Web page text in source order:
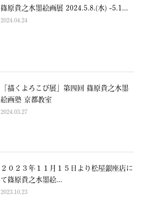
篠原貴之水墨絵画展 2024.5.8.(水) -5.1...
2024.04.24
「描くよろこび展」第四回 篠原貴之水墨
絵画塾 京都教室
2024.03.27
２０２３年１１月１５日より松屋銀座店に
て篠原貴之水墨絵...
2023.10.23